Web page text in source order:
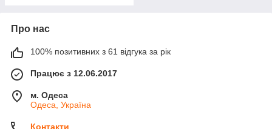
Про нас
100% позитивних з 61 відгука за рік
Працює з 12.06.2017
м. Одеса
Одеса, Україна
Контакти